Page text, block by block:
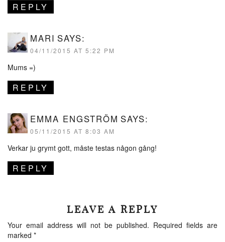
REPLY
MARI SAYS:
04/11/2015 AT 5:22 PM
Mums =)
REPLY
EMMA ENGSTRÖM SAYS:
05/11/2015 AT 8:03 AM
Verkar ju grymt gott, måste testas någon gång!
REPLY
LEAVE A REPLY
Your email address will not be published. Required fields are
marked *